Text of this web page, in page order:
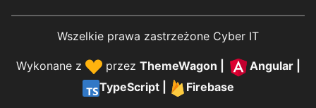
Wszelkie prawa zastrzeżone Cyber IT
Wykonane z przez ThemeWagon Angular|
TypeScript| Firebase